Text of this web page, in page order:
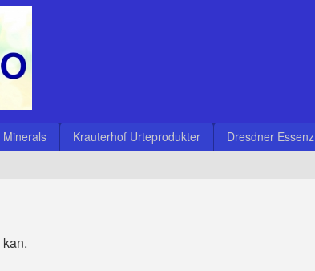
Minerals Krauterhof Urteprodukter Dresdner Essenz